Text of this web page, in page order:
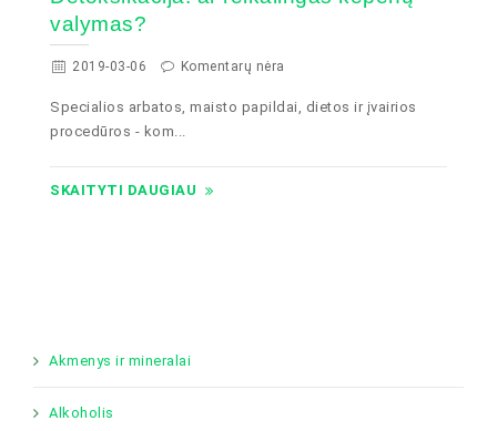
valymas?
2019-03-06 Komentarų nėra
Specialios arbatos, maisto papildai, dietos ir įvairios
procedūros - kom...
SKAITYTI DAUGIAU
Akmenys ir mineralai
Alkoholis